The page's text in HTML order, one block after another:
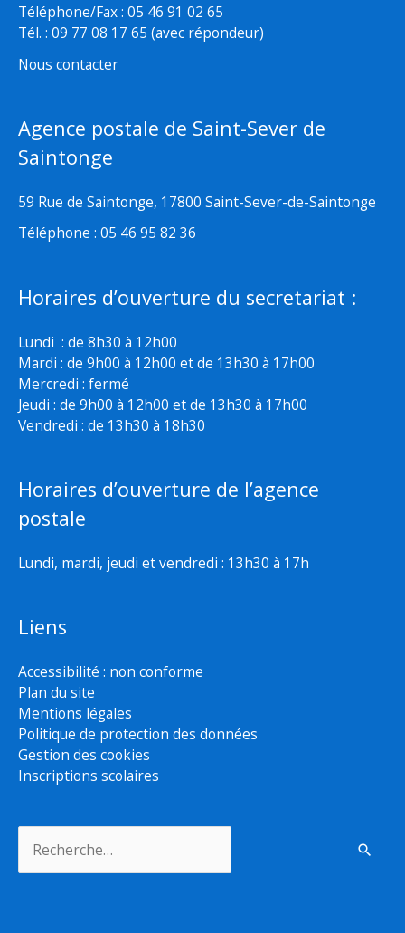
Téléphone/Fax : 05 46 91 02 65
Tél. : 09 77 08 17 65 (avec répondeur)
Nous contacter
Agence postale de Saint-Sever de
Saintonge
59 Rue de Saintonge, 17800 Saint-Sever-de-Saintonge
Téléphone : 05 46 95 82 36
Horaires d’ouverture du secretariat :
Lundi : de 8h30 à 12h00
Mardi : de 9h00 à 12h00 et de 13h30 à 17h00
Mercredi : fermé
Jeudi : de 9h00 à 12h00 et de 13h30 à 17h00
Vendredi : de 13h30 à 18h30
Horaires d’ouverture de l’agence
postale
Lundi, mardi, jeudi et vendredi : 13h30 à 17h
Liens
Accessibilité : non conforme
Plan du site
Mentions légales
Politique de protection des données
Gestion des cookies
Inscriptions scolaires